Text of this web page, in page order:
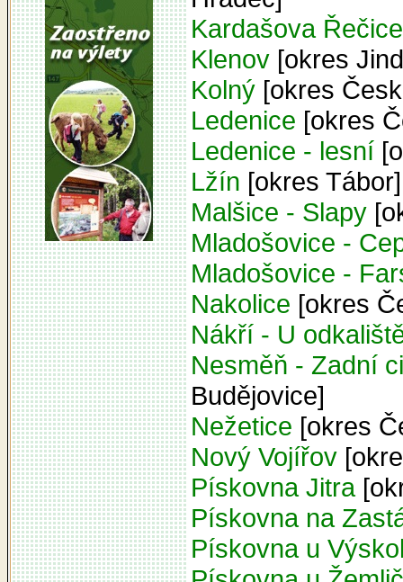
Kardašova Řečice
Klenov [okres
Kolný [okres
Ledenice [okres
Ledenice - lesní
Lžín [okres Tábor]
Malšice - Slapy
Mladošovice -
Mladošovice -
Nakolice [okres
Nákří - U
Nesměň - Zadní
Budějovice]
Nežetice [okres
Nový Vojířov
Pískovna Jitra
Pískovna na
Pískovna u